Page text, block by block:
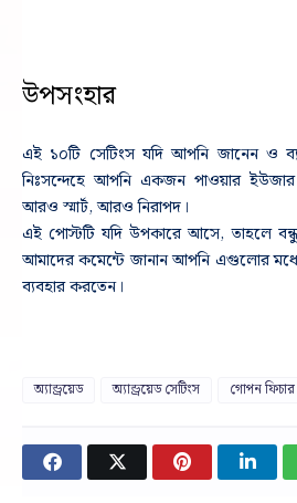
উপসংহার
এই ১০টি সেটিংস যদি আপনি জানেন ও
নিঃসন্দেহে আপনি একজন পাওয়ার
আরও স্মার্ট, আরও নিরাপদ।
এই পোস্টটি যদি উপকারে আসে, তাহলে
আমাদের কমেন্টে জানান আপনি এগুলোর
ব্যবহার করতেন।
অ্যান্ড্রয়েড অ্যান্ড্রয়েড সেটিংস গোপন ফিচার